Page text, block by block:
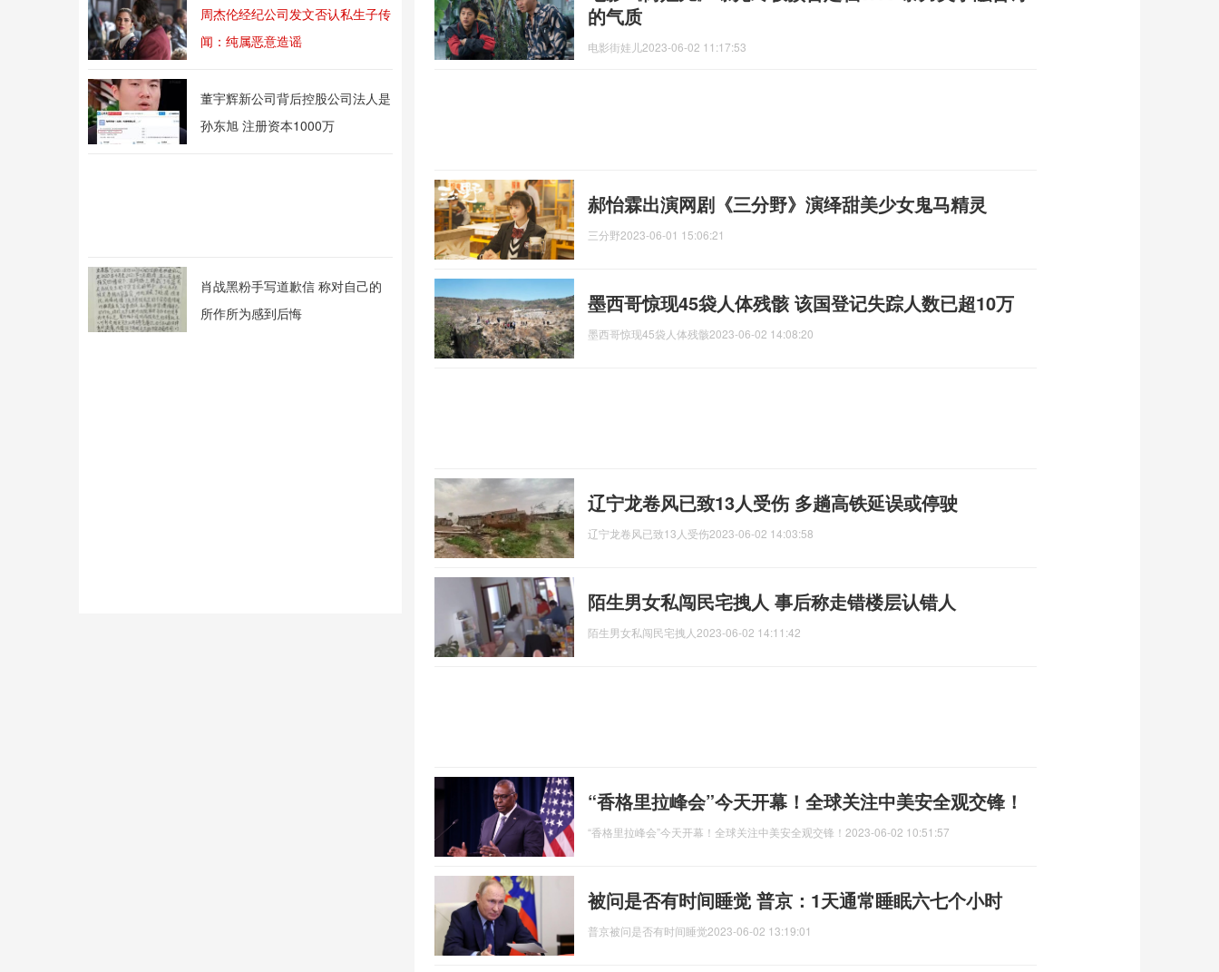
周杰伦经纪公司发文否认私生子传
闻：纯属恶意造谣
董宇辉新公司背后控股公司法人是
孙东旭 注册资本1000万
肖战黑粉手写道歉信 称对自己的
所作所为感到后悔
的气质
电影街娃儿2023-06-02 11:17:53
郝怡霖出演网剧《三分野》演绎甜美少女鬼马精灵
三分野2023-06-01 15:06:21
墨西哥惊现45袋人体残骸 该国登记失踪人数已超10万
墨西哥惊现45袋人体残骸2023-06-02 14:08:20
辽宁龙卷风已致13人受伤 多趟高铁延误或停驶
辽宁龙卷风已致13人受伤2023-06-02 14:03:58
陌生男女私闯民宅拽人 事后称走错楼层认错人
陌生男女私闯民宅拽人 2023-06-02 14:11:42
“香格里拉峰会”今天开幕！全球关注中美安全观交锋！
“香格里拉峰会”今天开幕！全球关注中美安全观交锋！ 2023-06-02 10:51:57
被问是否有时间睡觉 普京：1天通常睡眠六七个小时
普京被问是否有时间睡觉2023-06-02 13:19:01